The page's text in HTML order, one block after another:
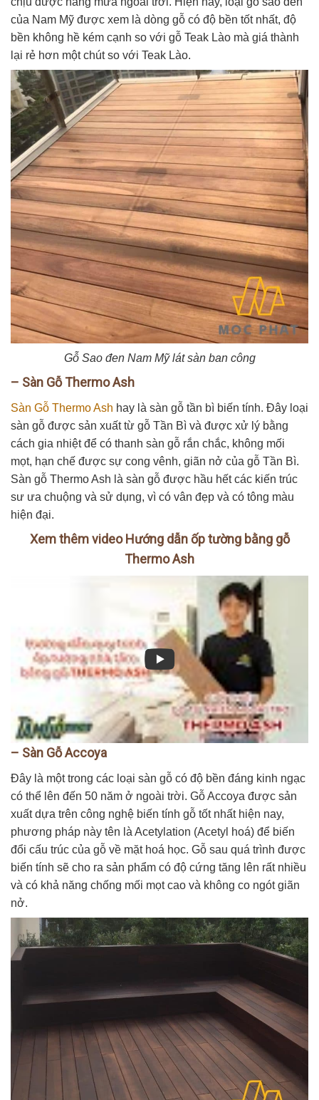
của Nam Mỹ được xem là dòng gỗ có độ bền tốt nhất, độ
bền không hề kém cạnh so với gỗ Teak Lào mà giá thành
lại rẻ hơn một chút so với Teak Lào.
Gỗ Sao đen Nam Mỹ lát sàn ban công
– Sàn Gỗ Thermo Ash
Sàn Gỗ Thermo Ash hay là sàn gỗ tần bì biến tính. Đây loại
sàn gỗ được sản xuất từ gỗ Tần Bì và được xử lý bằng
cách gia nhiệt để có thanh sàn gỗ rắn chắc, không mối
mọt, hạn chế được sự cong vênh, giãn nở của gỗ Tần Bì.
Sàn gỗ Thermo Ash là sàn gỗ được hầu hết các kiến trúc
sư ưa chuộng và sử dụng, vì có vân đẹp và có tông màu
hiện đại.
Xem thêm video Hướng dẫn ốp tường bằng gỗ
Thermo Ash
– Sàn Gỗ Accoya
Đây là một trong các loại sàn gỗ có độ bền đáng kinh ngạc
có thể lên đến 50 năm ở ngoài trời. Gỗ Accoya được sản
xuất dựa trên công nghệ biến tính gỗ tốt nhất hiện nay,
phương pháp này tên là Acetylation (Acetyl hoá) để biến
đổi cấu trúc của gỗ về mặt hoá học. Gỗ sau quá trình được
biến tính sẽ cho ra sản phẩm có độ cứng tăng lên rất nhiều
và có khả năng chống mối mọt cao và không co ngót giãn
nở.